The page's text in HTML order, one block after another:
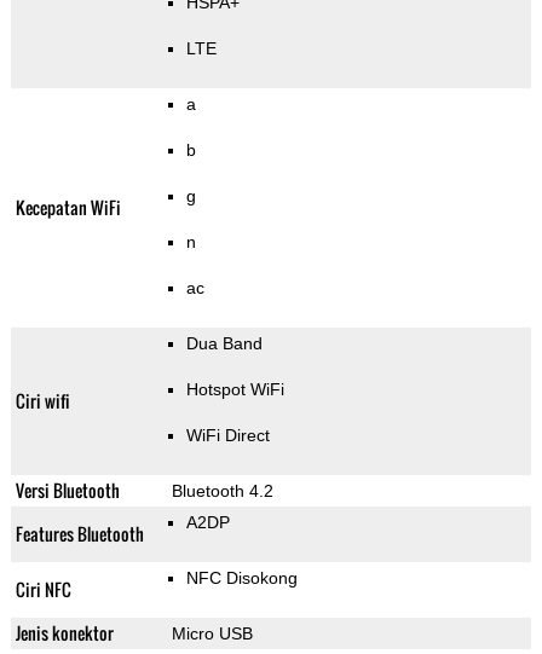
LTE
Kecepatan WiFi
a
b
g
n
ac
Ciri wifi
Dua Band
Hotspot WiFi
WiFi Direct
Versi Bluetooth Bluetooth 4.2
Features Bluetooth A2DP
Ciri NFC NFC Disokong
Jenis konektor Micro USB